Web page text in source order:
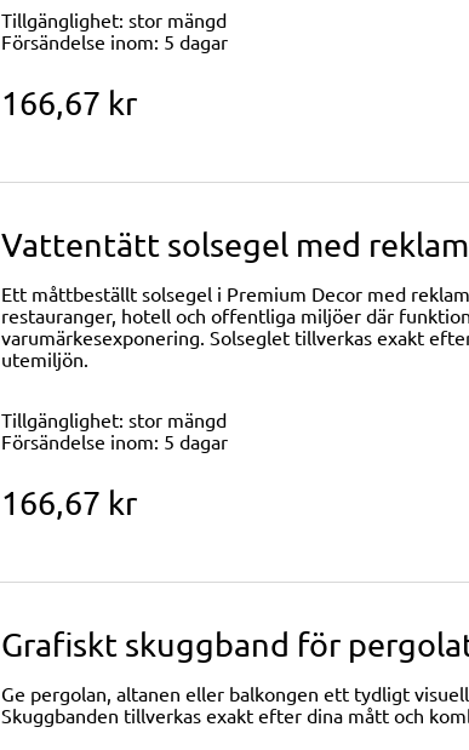
Tillgänglighet: stor mängd
Försändelse inom: 5 dagar
166,67 kr
Vattentätt solsegel med
Ett måttbeställt solsegel i Premium Decor med
restauranger, hotell och offentliga miljöer där
varumärkesexponering. Solseglet tillverkas exakt
utemiljön.
Tillgänglighet: stor mängd
Försändelse inom: 5 dagar
166,67 kr
Grafiskt skuggband för
Ge pergolan, altanen eller balkongen ett tydligt
Skuggbanden tillverkas exakt efter dina mått och